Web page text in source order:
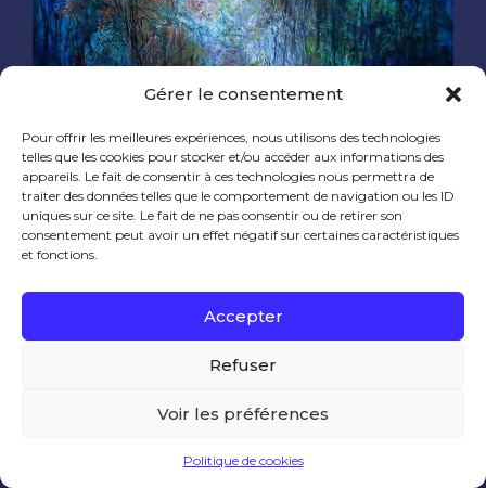
Gérer le consentement
Pour offrir les meilleures expériences, nous utilisons des technologies
telles que les cookies pour stocker et/ou accéder aux informations des
appareils. Le fait de consentir à ces technologies nous permettra de
traiter des données telles que le comportement de navigation ou les ID
uniques sur ce site. Le fait de ne pas consentir ou de retirer son
consentement peut avoir un effet négatif sur certaines caractéristiques
et fonctions.
Accepter
Refuser
Voir les préférences
Politique de cookies
81 x 100 cm
0 likes
Ce site utilise des cookies pour améliorer votre